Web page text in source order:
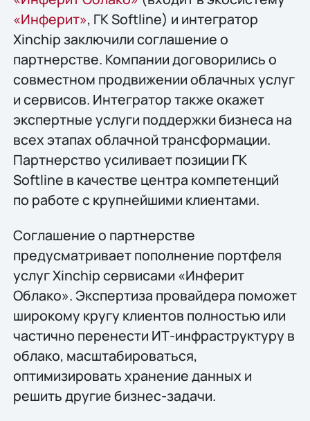
«Инферит», ГК Softline) и интегратор
Xinchip заключили соглашение о
партнерстве. Компании договорились о
совместном продвижении облачных услуг
и сервисов. Интегратор также окажет
экспертные услуги поддержки бизнеса на
всех этапах облачной трансформации.
Партнерство усиливает позиции ГК
Softline в качестве центра компетенций
по работе с крупнейшими клиентами.
Соглашение о партнерстве
предусматривает пополнение портфеля
услуг Xinchip сервисами «Инферит
Облако». Экспертиза провайдера поможет
широкому кругу клиентов полностью или
частично перенести ИТ-инфраструктуру в
облако, масштабироваться,
оптимизировать хранение данных и
решить другие бизнес-задачи.